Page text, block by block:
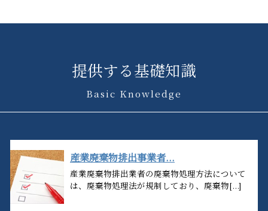
提供する基礎知識
Basic Knowledge
産業廃棄物排出事業者...
産業廃棄物排出業者の廃棄物処理方法について
は、廃棄物処理法が規制しており、廃棄物[...]